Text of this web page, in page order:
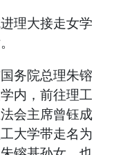
理大接走女学
务院总理朱镕
内，前往理工
会主席曾钰成
大学带走名为